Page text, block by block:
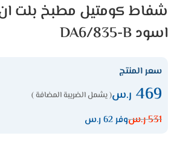
اسود DA6/835-B
سعر المنتج
469 ر.س( يشمل الضريبة المضافة )
531ر.سوفر 62 ر.س